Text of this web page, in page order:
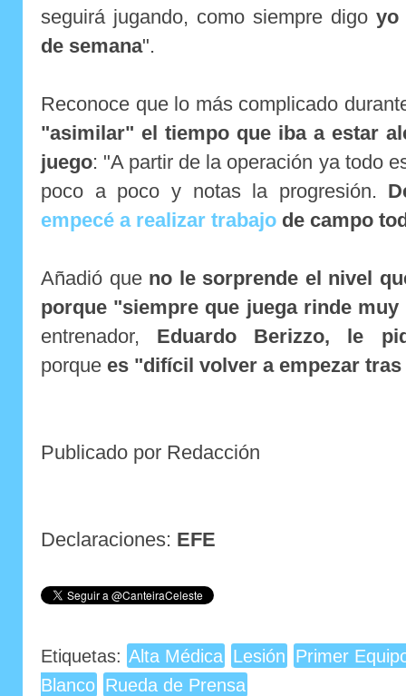
seguirá jugando, como siempre digo yo
de semana".
Reconoce que lo más complicado
"asimilar" el tiempo que iba a estar
juego: "A partir de la operación ya todo
poco a poco y notas la progresión.
empecé a realizar trabajo de campo
Añadió que no le sorprende el nivel
porque "siempre que juega rinde muy
entrenador, Eduardo Berizzo, le
porque es "difícil volver a empezar
Publicado por Redacción
Declaraciones: EFE
Etiquetas: Alta Médica Lesión Primer
Blanco Rueda de Prensa